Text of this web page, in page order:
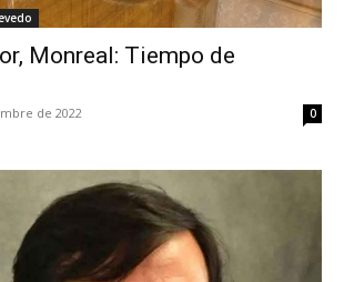
Monreal: Tiempo de
de 2022 0